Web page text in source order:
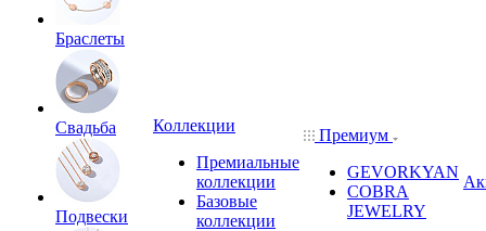
Браслеты
Свадьба
Подвески
Коллекции
Премиальные
коллекции
Базовые
коллекции
Премиум
GEVORKYAN
COBRA
JEWELRY